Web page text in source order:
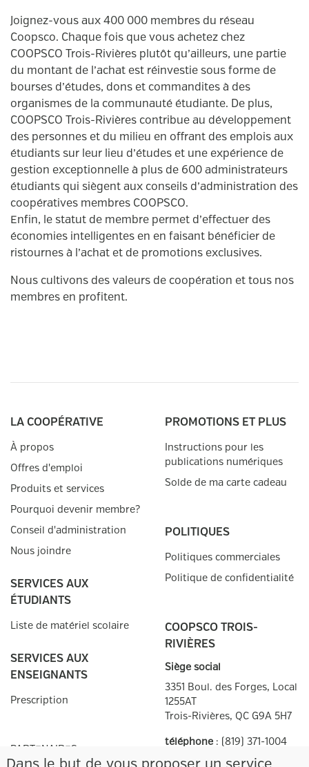
Joignez-vous aux 400 000 membres du réseau
Coopsco. Chaque fois que vous achetez chez
COOPSCO Trois-Rivières plutôt qu’ailleurs, une partie
du montant de l’achat est réinvestie sous forme de
bourses d’études, dons et commandites à des
organismes de la communauté étudiante. De plus,
COOPSCO Trois-Rivières contribue au développement
des personnes et du milieu en offrant des emplois aux
étudiants sur leur lieu d’études et une expérience de
gestion exceptionnelle à plus de 600 administrateurs
étudiants qui siègent aux conseils d’administration des
coopératives membres COOPSCO.
Enfin, le statut de membre permet d’effectuer des
économies intelligentes en en faisant bénéficier de
ristournes à l’achat et de promotions exclusives.
Nous cultivons des valeurs de coopération et tous nos
membres en profitent.
LA COOPÉRATIVE
À propos
Offres d'emploi
Produits et services
Pourquoi devenir membre?
Conseil d'administration
Nous joindre
SERVICES AUX
ÉTUDIANTS
Liste de matériel scolaire
SERVICES AUX
ENSEIGNANTS
Prescription
PARTENAIRES
PROMOTIONS ET PLUS
Instructions pour les
publications numériques
Solde de ma carte cadeau
POLITIQUES
Politiques commerciales
Politique de confidentialité
COOPSCO TROIS-
RIVIÈRES
Siège social
3351 Boul. des Forges, Local
1255AT
Trois-Rivières, QC G9A 5H7
téléphone : (819) 371-1004
(819) 371-1266